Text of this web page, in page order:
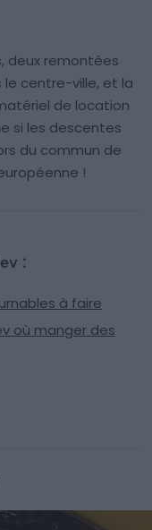
deux remontées
centre-ville, et la
de location
si les descentes
du commun de
!
:
à faire
où manger des